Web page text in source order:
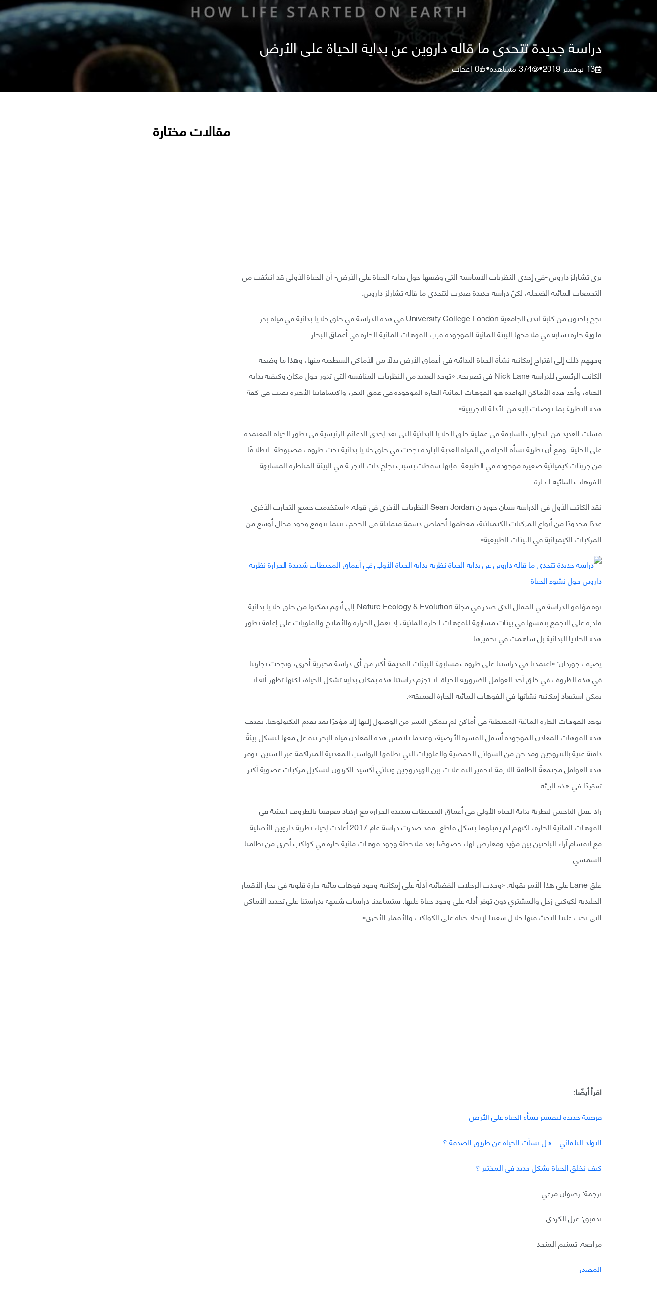
دراسة جديدة تتحدى ما قاله داروين عن بداية الحياة على الأرض
13 نوفمبر 2019 •
374مشاهدة•
0اعجاب
يرى تشارلز داروين -في إحدى النظريات الأساسية التي وضعها حول بداية الحياة على الأرض- أن الحياة الأولى قد انبثقت من
التجمعات المائية الضحلة، لكنّ دراسة جديدة صدرت لتتحدى ما قاله تشارلز داروين.
نجح باحثون من كلية لندن الجامعية University College London في هذه الدراسة في خلق خلايا بدائية في مياه بحر
قلوية حارة تشابه في ملامحها البيئة المائية الموجودة قرب الفوهات المائية الحارة في أعماق البحار.
وجههم ذلك إلى اقتراح إمكانية نشأة الحياة البدائية في أعماق الأرض بدلًا من الأماكن السطحية منها، وهذا ما وضحه
الكاتب الرئيسي للدراسة Nick Lane في تصريحه: «توجد العديد من النظريات المنافسة التي تدور حول مكان وكيفية بداية
الحياة، وأحد هذه الأماكن الواعدة هو الفوهات المائية الحارة الموجودة في عمق البحر، واكتشافاتنا الأخيرة تصب في كفة
هذه النظرية بما توصلت إليه من الأدلة التجريبية».
فشلت العديد من التجارب السابقة في عملية خلق الخلايا البدائية التي تعد إحدى الدعائم الرئيسية في تطور الحياة المعتمدة
على الخلية، ومع أن نظرية نشأة الحياة في المياه العذبة الباردة نجحت في خلق خلايا بدائية تحت ظروف مضبوطة -انطلاقًا
من جزيئات كيميائية صغيرة موجودة في الطبيعة- فإنها سقطت بسبب نجاح ذات التجربة في البيئة المناظرة المشابهة
للفوهات المائية الحارة.
نقد الكاتب الأول في الدراسة سيان جوردان Sean Jordan النظريات الأخرى في قوله: «استخدمت جميع التجارب الأخرى
عددًا محدودًا من أنواع المركبات الكيميائية، معظمها أحماض دسمة متماثلة في الحجم، بينما نتوقع وجود مجال أوسع من
المركبات الكيميائية في البيئات الطبيعية».
نوه مؤلفو الدراسة في المقال الذي صدر في مجلة Nature Ecology & Evolution إلى أنهم تمكنوا من خلق خلايا بدائية
قادرة على التجمع بنفسها في بيئات مشابهة للفوهات الحارة المائية، إذ تعمل الحرارة والأملاح والقلويات على إعاقة تطور
هذه الخلايا البدائية بل ساهمت في تحفيزها.
يضيف جوردان: «اعتمدنا في دراستنا على ظروف مشابهة للبيئات القديمة أكثر من أي دراسة مخبرية أخرى، ونجحت تجاربنا
في هذه الظروف في خلق أحد العوامل الضرورية للحياة. لا تجزم دراستنا هذه بمكان بداية تشكل الحياة، لكنها تظهر أنه لا
يمكن استبعاد إمكانية نشأتها في الفوهات المائية الحارة العميقة».
توجد الفوهات الحارة المائية المحيطية في أماكن لم يتمكن البشر من الوصول إليها إلا مؤخرًا بعد تقدم التكنولوجيا. تقذف
هذه الفوهات المعادن الموجودة أسفل القشرة الأرضية، وعندما تلامس هذه المعادن مياه البحر تتفاعل معها لتشكل بيئةً
دافئة غنية بالنتروجين ومداخن من السوائل الحمضية والقلويات التي تطلقها الرواسب المعدنية المتراكمة عبر السنين. توفر
هذه العوامل مجتمعةً الطاقة اللازمة لتحفيز التفاعلات بين الهيدروجين وثنائي أكسيد الكربون لتشكيل مركبات عضوية أكثر
تعقيدًا في هذه البيئة.
زاد تقبل الباحثين لنظرية بداية الحياة الأولى في أعماق المحيطات شديدة الحرارة مع ازدياد معرفتنا بالظروف البيئية في
الفوهات المائية الحارة، لكنهم لم يقبلوها بشكل قاطع، فقد صدرت دراسة عام 2017 أعادت إحياء نظرية داروين الأصلية
مع انقسام آراء الباحثين بين مؤيد ومعارض لها، خصوصًا بعد ملاحظة وجود فوهات مائية حارة في كواكب أخرى من نظامنا
الشمسي.
علق Lane على هذا الأمر بقوله: «وجدت الرحلات الفضائية أدلةً على إمكانية وجود فوهات مائية حارة قلوية في بحار الأقمار
الجليدية لكوكبي زحل والمشتري دون توفر أدلة على وجود حياة عليها. ستساعدنا دراسات شبيهة بدراستنا على تحديد الأماكن
التي يجب علينا البحث فيها خلال سعينا لإيجاد حياة على الكواكب والأقمار الأخرى».
اقرأ أيضًا:
فرضية جديدة لتفسير نشأة الحياة على الأرض
التولد التلقائي – هل نشأت الحياة عن طريق الصدفة ؟
كيف نخلق الحياة بشكل جديد في المختبر ؟
ترجمة: رضوان مرعي
تدقيق: غزل الكردي
مراجعة: تسنيم المنجد
المصدر
مقالات مختارة